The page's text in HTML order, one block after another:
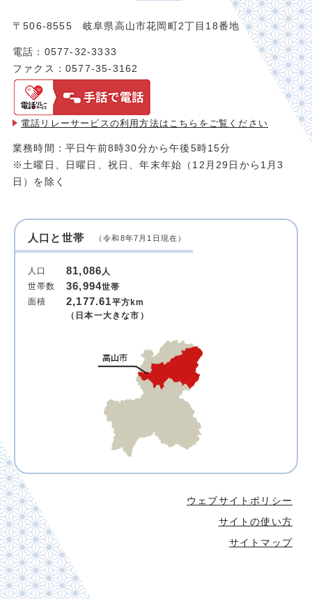
〒506-8555 岐阜県高山市花岡町2丁目18番地
電話：0577-32-3333
ファクス：0577-35-3162
電話リレーサービスの利用方法は こちらをご覧ください
業務時間：平日午前8時30分から午後5時15分
※土曜日、日曜日、祝日、年末年始（12月29日から1月3
日）を除く
人口と世帯 （令和8年7月1日現在）
人口 81,086 人
世帯数
36,994世帯
面積
2,177.61平方km
（日本一大きな市）
ウェブサイトポリシー
サイトの使い方
サイトマップ